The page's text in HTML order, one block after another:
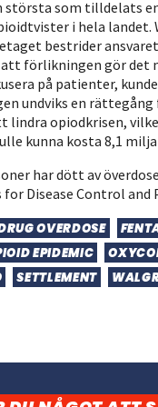
största som tilldelats
i hela landet.
bestrider
att förlikningen gör det
på patienter,
undviks en
lindra opiodkrisen,
kunna kosta 8,1
har dött av
Disease Control and
OVERDOSE
EPIDEMIC
SETTLEMENT